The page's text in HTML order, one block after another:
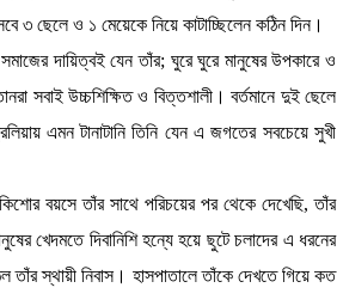
৩ ছেলে ও ১ মেয়েকে নিয়ে কাটাচ্ছিলেন কঠিন দিন।
দায়িত্বই যেন তাঁর; ঘুরে ঘুরে মানুষের উপকারে ও
সবাই উচ্চশিক্ষিত ও বিত্তশালী। বর্তমানে দুই ছেলে
এমন টানাটানি তিনি যেন এ জগতের সবচেয়ে সুখী
বয়সে তাঁর সাথে পরিচয়ের পর থেকে দেখেছি, তাঁর
খেদমতে দিবানিশি হন্যে হয়ে ছুটে চলাদের এ ধরনের
স্থায়ী নিবাস। হাসপাতালে তাঁকে দেখতে গিয়ে কত